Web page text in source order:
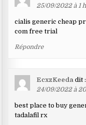
25/09/2022 à 1
cialis generic cheap
com free trial
Répondre
EcxzKeeda dit :
24/09/2022 à
best place to buy
tadalafil rx